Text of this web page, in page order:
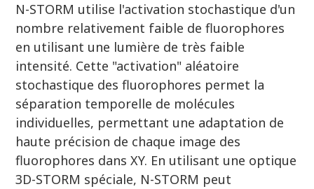
N-STORM utilise l'activation stochastique d'un
nombre relativement faible de fluorophores
en utilisant une lumière de très faible
intensité. Cette "activation" aléatoire
stochastique des fluorophores permet la
séparation temporelle de molécules
individuelles, permettant une adaptation de
haute précision de chaque image des
fluorophores dans XY. En utilisant une optique
3D-STORM spéciale, N-STORM peut